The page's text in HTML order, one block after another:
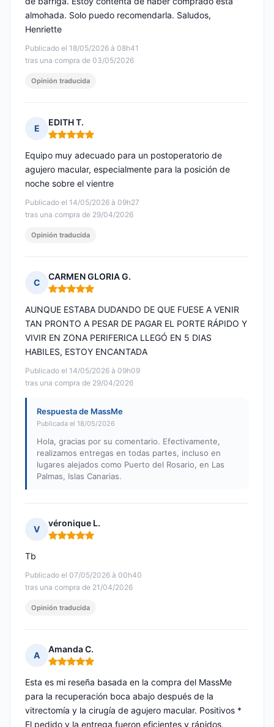
Publicado el 18/05/2026 à 08h41
tras una compra de 03/05/2026
almohada. Solo puedo recomendarla. Saludos,
Henriette
Opinión traducida
E
EDITH T.
Nota: 5 de 5
Publicado el 14/05/2026 à 09h27
tras una compra de 29/04/2026
Equipo muy adecuado para un postoperatorio de
agujero macular, especialmente para la posición de
noche sobre el vientre
Opinión traducida
C
CARMEN GLORIA G.
Nota: 5 de 5
Publicado el 14/05/2026 à 09h09
tras una compra de 29/04/2026
AUNQUE ESTABA DUDANDO DE QUE FUESE A VENIR
TAN PRONTO A PESAR DE PAGAR EL PORTE RÁPIDO Y
VIVIR EN ZONA PERIFERICA LLEGÓ EN 5 DIAS
HABILES, ESTOY ENCANTADA
Respuesta de MassMe
Publicada el 18/05/2026
Hola, gracias por su comentario. Efectivamente,
realizamos entregas en todas partes, incluso en
lugares alejados como Puerto del Rosario, en Las
Palmas, Islas Canarias.
V
véronique L.
Nota: 5 de 5
Publicado el 07/05/2026 à 00h40
tras una compra de 21/04/2026
Tb
Opinión traducida
A
Amanda C.
Nota: 5 de 5
Esta es mi reseña basada en la compra del MassMe
para la recuperación boca abajo después de la
vitrectomía y la cirugía de agujero macular. Positivos *
El pedido y la entrega fueron eficientes y rápidos,